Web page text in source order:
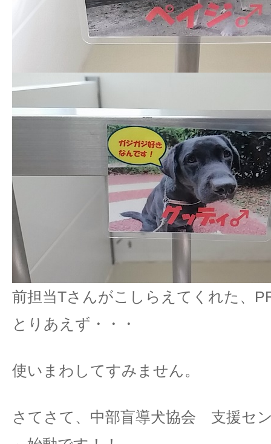
前担当Tさんがこしらえてくれた、
とりあえず・・・
使いまわしてすみません。
さてさて、中部盲導犬協会 支援セ